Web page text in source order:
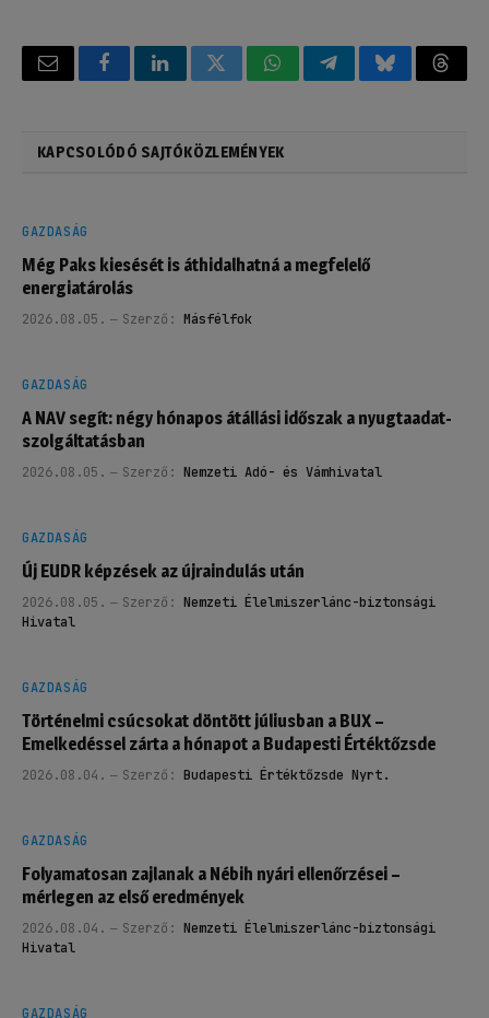
Email FacebookLinkedInTwitterWhatsAppTelegramBluesky
KAPCSOLÓDÓ SAJTÓKÖZLEMÉNYEK
GAZDASÁG
Még Paks kiesését is áthidalhatná a megfelelő
energiatárolás
2026.08.05. Szerző: Másfélfok
GAZDASÁG
A NAV segít: négy hónapos átállási időszak a nyugtaadat-
szolgáltatásban
2026.08.05. Szerző: Nemzeti Adó- és Vámhivatal
GAZDASÁG
Új EUDR képzések az újraindulás után
2026.08.05. Szerző: Nemzeti Élelmiszerlánc-biztonsági
Hivatal
GAZDASÁG
Történelmi csúcsokat döntött júliusban a BUX –
Emelkedéssel zárta a hónapot a Budapesti Értéktőzsde
2026.08.04. Szerző: Budapesti Értéktőzsde Nyrt.
GAZDASÁG
Folyamatosan zajlanak a Nébih nyári ellenőrzései –
mérlegen az első eredmények
2026.08.04. Szerző: Nemzeti Élelmiszerlánc-biztonsági
Hivatal
GAZDASÁG